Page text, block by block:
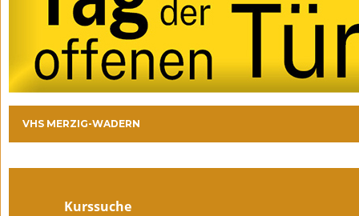
VHS MERZIG-WADERN
Kurssuche